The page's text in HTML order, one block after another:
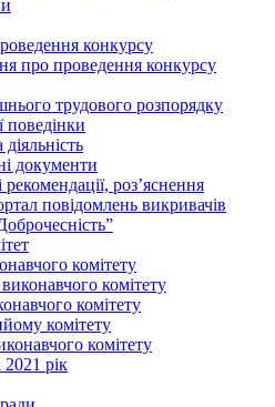
конкурсу
про проведення конкурсу
трудового розпорядку
поведінки
документи
роз’яснення
повідомлень викривачів
комітету
комітету
комітету
комітету
комітету
рік